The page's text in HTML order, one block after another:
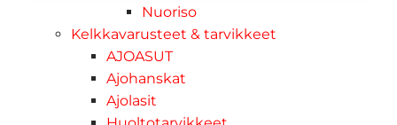
Nuoriso
Kelkkavarusteet & tarvikkeet
AJOASUT
Ajohanskat
Ajolasit